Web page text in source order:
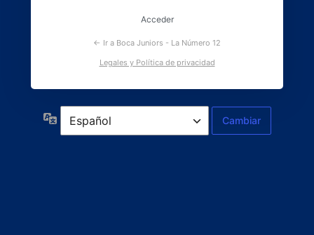
Acceder
← Ir a Boca Juniors - La Número 12
Legales y Política de privacidad
Idioma